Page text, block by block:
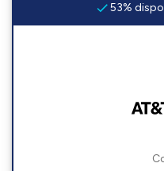
53%